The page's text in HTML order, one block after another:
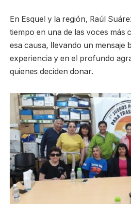
En Esquel y la región, Raúl
tiempo en una de las voces más
esa causa, llevando un mensaje
experiencia y en el profundo
quienes deciden donar.